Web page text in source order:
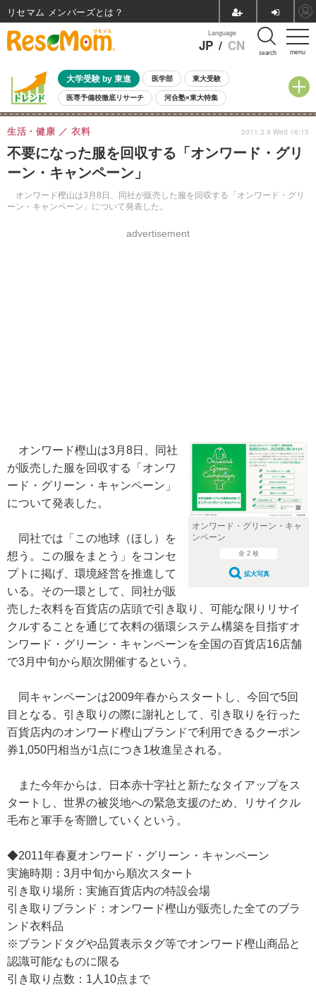
menu
Language
JP / CN search
大学受験 by 東進 医学部 東大受験
医専予備校徹底リサーチ 河合塾×東大特集
親子で考える大学選び 高校受験 中学受験 小学校受験
共通テスト 夏休み
8月開催イベント・WS 全国公立高校 過去問 人気記事
自由研究教材（小学生向け） 自由研究教材（中学生向け）
不要になった服を回収する「オンワード・グリ
ーン・キャンペーン」
オンワード樫山は3月8日、同社が販売した服を回収する「オンワード・グリ
ーン・キャンペーン」について発表した。
生活・健康 衣料
advertisement
2011.3.9 Wed 16:15
オンワード・グリーン・キャ
ンペーン
全 2 枚
拡大写真
オンワード樫山は3月8日、同社
が販売した服を回収する「オンワ
ード・グリーン・キャンペーン」
について発表した。
同社では「この地球（ほし）を
想う。この服をまとう」をコンセ
プトに掲げ、環境経営を推進して
いる。その一環として、同社が販
売した衣料を百貨店の店頭で引き取り、可能な限りリサイ
クルすることを通じて衣料の循環システム構築を目指すオ
ンワード・グリーン・キャンペーンを全国の百貨店16店舗
で3月中旬から順次開催するという。
同キャンペーンは2009年春からスタートし、今回で5回
目となる。引き取りの際に謝礼として、引き取りを行った
百貨店内のオンワード樫山ブランドで利用できるクーポン
券1,050円相当が1点につき1枚進呈される。
また今年からは、日本赤十字社と新たなタイアップをス
タートし、世界の被災地への緊急支援のため、リサイクル
毛布と軍手を寄贈していくという。
◆2011年春夏オンワード・グリーン・キャンペーン
実施時期：3月中旬から順次スタート
引き取り場所：実施百貨店内の特設会場
引き取りブランド：オンワード樫山が販売した全てのブラ
ンド衣料品
※ブランドタグや品質表示タグ等でオンワード樫山商品と
認識可能なものに限る
引き取り点数：1人10点まで
リセマム メンバーズ